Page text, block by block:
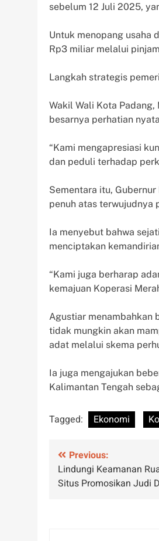
sebelum 12 Juli 2025,
Untuk menopang usaha
Rp3 miliar melalui
Langkah strategis
Wakil Wali Kota
besarnya perhatian
“Kami mengapresiasi
dan peduli terhadap
Sementara itu,
penuh atas terwujudnya
Ia menyebut bahwa
menciptakan
“Kami juga berharap
kemajuan Koperasi
Agustiar menambahkan
tidak mungkin akan
adat melalui skema
Ia juga mengajukan
Kalimantan Tengah
Tagged: Ekonomi
Post
navigation
Previous:
Lindungi Keamanan
Situs Promosikan Judi